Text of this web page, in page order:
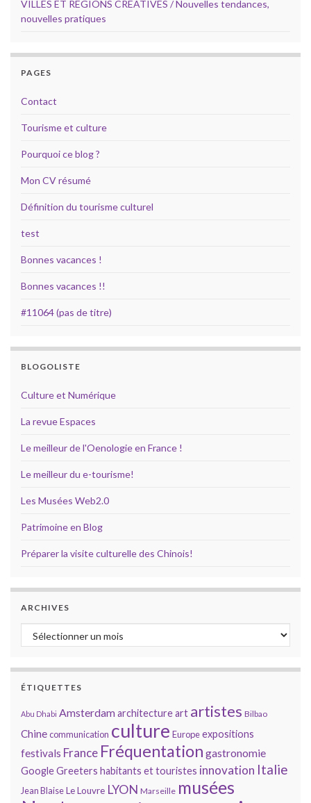
VILLES ET REGIONS CREATIVES / Nouvelles tendances,
nouvelles pratiques
PAGES
Contact
Tourisme et culture
Pourquoi ce blog ?
Mon CV résumé
Définition du tourisme culturel
test
Bonnes vacances !
Bonnes vacances !!
#11064 (pas de titre)
BLOGOLISTE
Culture et Numérique
La revue Espaces
Le meilleur de l'Oenologie en France !
Le meilleur du e-tourisme!
Les Musées Web2.0
Patrimoine en Blog
Préparer la visite culturelle des Chinois!
ARCHIVES
Archives
ÉTIQUETTES
Abu Dhabi Amsterdamarchitectureart artistes Bilbao
Chinecommunication culture Europeexpositions
festivals France Fréquentation gastronomie
GoogleGreeters habitants et touristes innovation Italie
Jean BlaiseLe Louvre LYON Marseille musées